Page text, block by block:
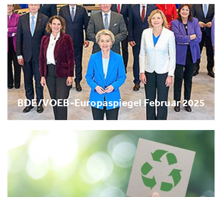
BDE/VOEB-Europaspiegel Februar 2025